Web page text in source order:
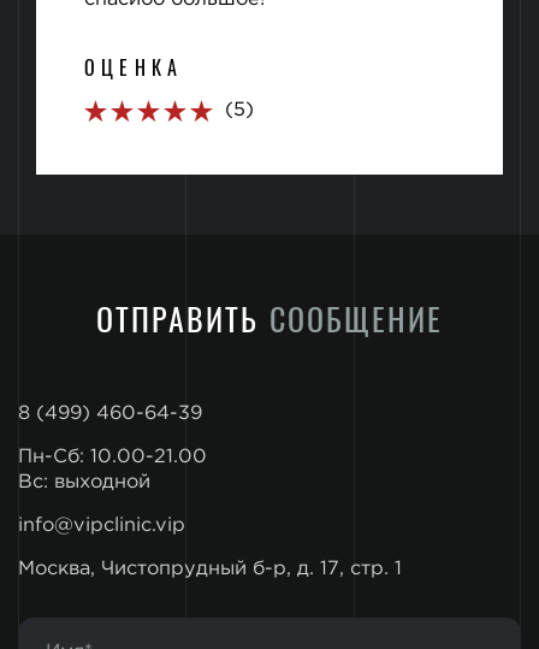
ОЦЕНКА
(5)
ОТПРАВИТЬ СООБЩЕНИЕ
8 (499) 460-64-39
Пн-Сб: 10.00-21.00
Вс: выходной
info@vipclinic.vip
Москва, Чистопрудный б-р, д. 17, стр. 1